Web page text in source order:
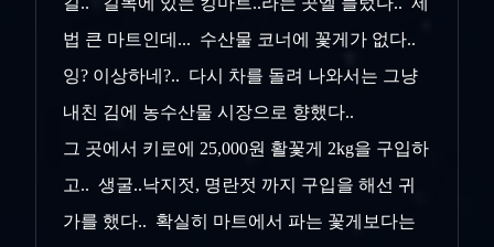
법 큰 마트인데... 수산물 코너에 꽃게가 없다..
잉? 이상하네?.. 다시 차를 돌려 나와서는 그냥
내친 김에 농수산물 시장으로 향했다..
그 곳에서 키로에 25,000원 활꽃게 2kg을 구입하
고.. 생굴..낙지젓, 명란젓 까지 구입을 해선 귀
가를 했다.. 확실히 마트에서 파는 꽃게보다는